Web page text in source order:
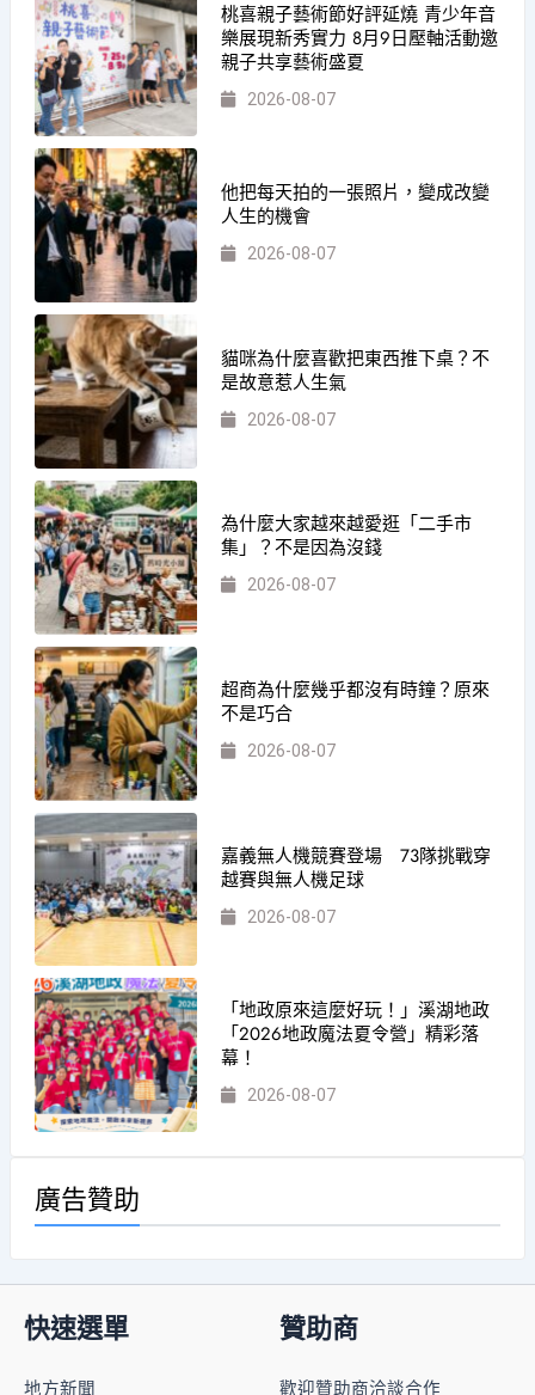
桃喜親子藝術節好評延燒 青少年音
樂展現新秀實力 8月9日壓軸活動邀
親子共享藝術盛夏
2026-08-07
他把每天拍的一張照片，變成改變
人生的機會
2026-08-07
貓咪為什麼喜歡把東西推下桌？不
是故意惹人生氣
2026-08-07
為什麼大家越來越愛逛「二手市
集」？不是因為沒錢
2026-08-07
超商為什麼幾乎都沒有時鐘？原來
不是巧合
2026-08-07
嘉義無人機競賽登場 73隊挑戰穿
越賽與無人機足球
2026-08-07
「地政原來這麼好玩！」溪湖地政
「2026地政魔法夏令營」精彩落
幕！
2026-08-07
廣告贊助
快速選單
地方新聞
贊助商
歡迎贊助商洽談合作